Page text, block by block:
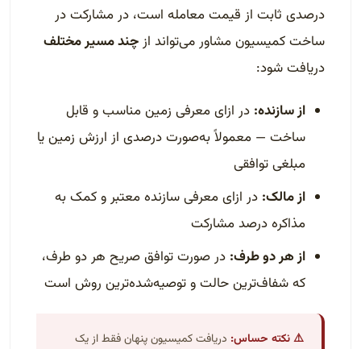
درصدی ثابت از قیمت معامله است، در مشارکت در
ساخت کمیسیون مشاور می‌تواند از چند مسیر مختلف
دریافت شود:
از سازنده: در ازای معرفی زمین مناسب و قابل
ساخت — معمولاً به‌صورت درصدی از ارزش زمین یا
مبلغی توافقی
از مالک: در ازای معرفی سازنده معتبر و کمک به
مذاکره درصد مشارکت
از هر دو طرف: در صورت توافق صریح هر دو طرف،
که شفاف‌ترین حالت و توصیه‌شده‌ترین روش است
⚠️ نکته حساس: دریافت کمیسیون پنهان فقط از یک